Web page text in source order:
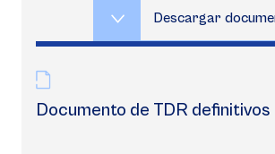
Descargar
Documento de TDR definitivos